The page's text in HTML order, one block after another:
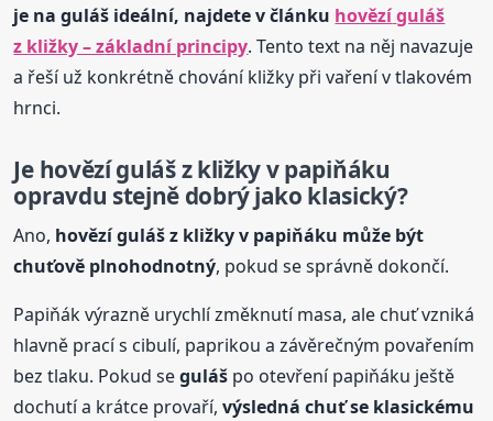
je naguláš ideální, najdete v článku hovězíguláš
z kližky – základní principy. Tento text na něj navazuje
a řeší už konkrétně chování kližky při vaření v tlakovém
hrnci.
Je hovězígulášz kližky v papiňáku
opravdu stejně dobrý jako klasický?
Ano, hovězígulášz kližky v papiňáku může být
chuťově plnohodnotný, pokud se správně dokončí.
Papiňák výrazně urychlí změknutí masa, ale chuť vzniká
hlavně prací s cibulí, paprikou a závěrečným povařením
bez tlaku. Pokud seguláš po otevření papiňáku ještě
dochutí a krátce provaří,výsledná chuť se klasickému